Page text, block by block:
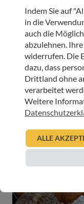
Der
Der
erzählt
Verbunden………….. im
Indem Sie auf
in die
auch die
abzulehnen.
widerrufen. Die
dazu, dass
Drittland ohne
verarbeitet
Weitere
ALLE